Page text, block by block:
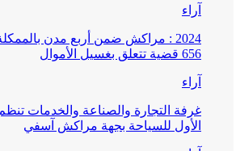
آراء
2024 : مراكش ضمن أربع مدن
656 قضية تتعلق بغسيل الأموال
آراء
غرفة التجارة والصناعة والخدمات
الأول للسياحة بجهة مراكش آسفي